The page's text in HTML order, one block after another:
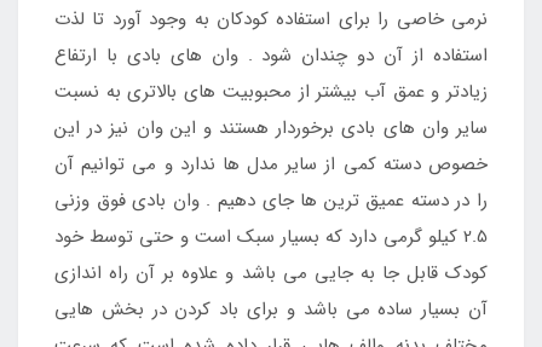
نرمی خاصی را برای استفاده کودکان به وجود آورد تا لذت
استفاده از آن دو چندان شود . وان های بادی با ارتفاع
زیادتر و عمق آب بیشتر از محبوبیت های بالاتری به نسبت
سایر وان های بادی برخوردار هستند و این وان نیز در این
خصوص دسته کمی از سایر مدل ها ندارد و می توانیم آن
را در دسته عمیق ترین ها جای دهیم . وان بادی فوق وزنی
2.5 کیلو گرمی دارد که بسیار سبک است و حتی توسط خود
کودک قابل جا به جایی می باشد و علاوه بر آن راه اندازی
آن بسیار ساده می باشد و برای باد کردن در بخش هایی